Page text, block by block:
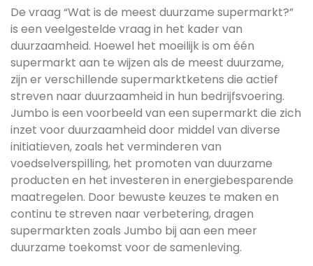
De vraag “Wat is de meest duurzame supermarkt?”
is een veelgestelde vraag in het kader van
duurzaamheid. Hoewel het moeilijk is om één
supermarkt aan te wijzen als de meest duurzame,
zijn er verschillende supermarktketens die actief
streven naar duurzaamheid in hun bedrijfsvoering.
Jumbo is een voorbeeld van een supermarkt die zich
inzet voor duurzaamheid door middel van diverse
initiatieven, zoals het verminderen van
voedselverspilling, het promoten van duurzame
producten en het investeren in energiebesparende
maatregelen. Door bewuste keuzes te maken en
continu te streven naar verbetering, dragen
supermarkten zoals Jumbo bij aan een meer
duurzame toekomst voor de samenleving.